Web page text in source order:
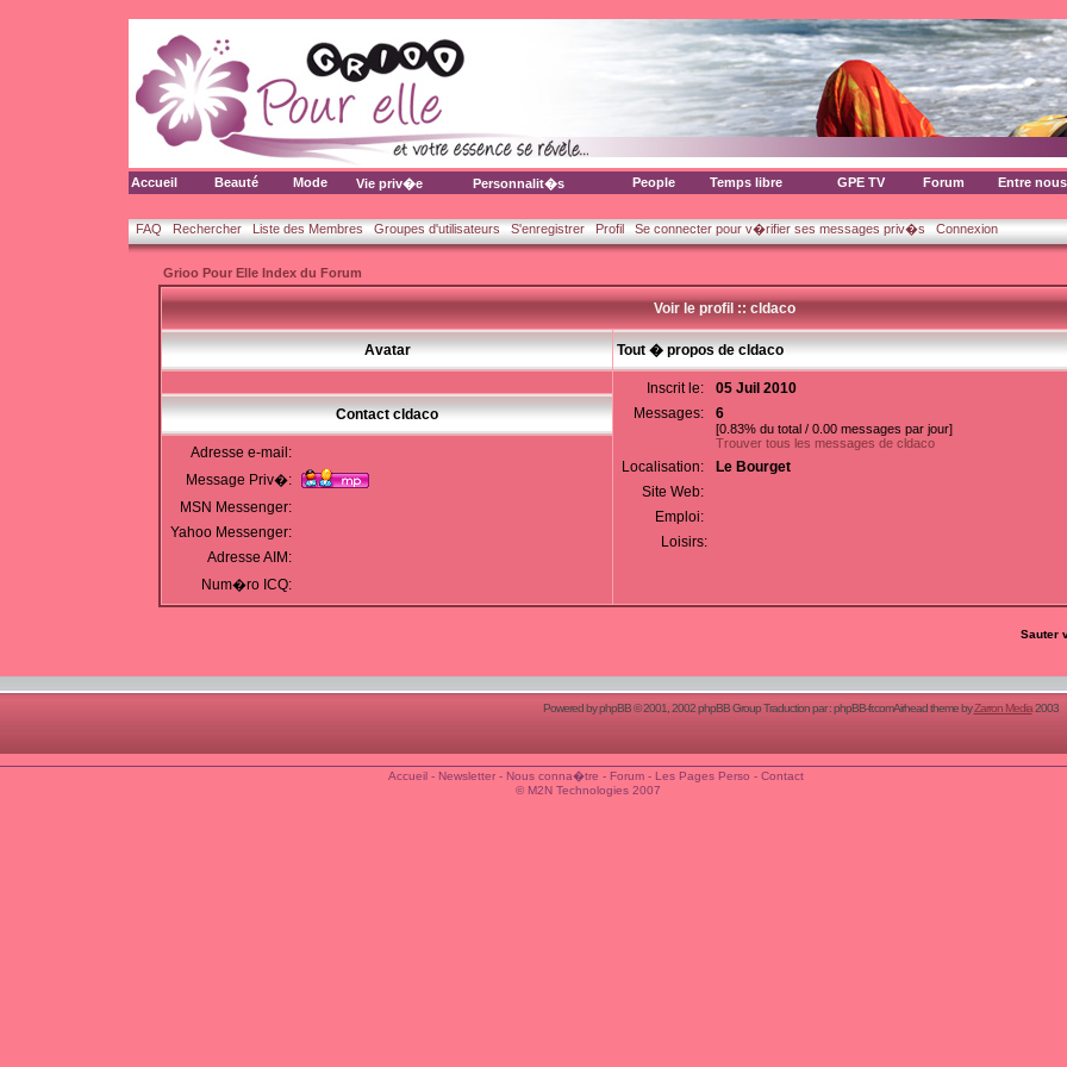
Accueil Beauté Mode Vie priv�e Personnalit�s People Temps libre GPE TV Forum Entre nous
FAQ Rechercher Liste des Membres Groupes d'utilisateurs S'enregistrer Profil Se connecter pour v�rifier ses messages priv�s Connexion
Grioo Pour Elle Index du Forum
Voir le profil :: cldaco
Avatar Tout � propos de cldaco
Inscrit le:
05 Juil 2010
Messages:
6
[0.83% du total / 0.00 messages par jour]
Trouver tous les messages de cldaco
Localisation:
Le Bourget
Site Web:
Emploi:
Loisirs:
Contact cldaco
Adresse e-mail:
Message Priv�:
MSN Messenger:
Yahoo Messenger:
Adresse AIM:
Num�ro ICQ:
Sauter
Powered byphpBB© 2001, 2002 phpBB Group Traduction par :phpBB-fr.comAirhead theme byZarron Media2003
Accueil- Newsletter- Nous conna�tre - Forum- Les Pages Perso - Contact
© M2N Technologies 2007